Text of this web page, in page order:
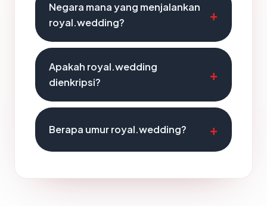
Negara mana yang menjalankan
royal.wedding?
Apakah royal.wedding
dienkripsi?
Berapa umur royal.wedding?